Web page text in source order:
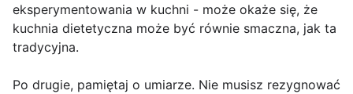
eksperymentowania w kuchni - może okaże się, że
kuchnia dietetyczna może być równie smaczna, jak ta
tradycyjna.
Po drugie, pamiętaj o umiarze. Nie musisz rezygnować